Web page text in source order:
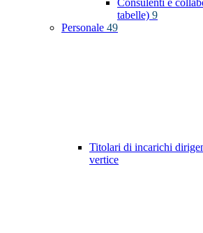
Consulenti e
tabelle) 9
Personale 49
Titolari di incarichi
vertice